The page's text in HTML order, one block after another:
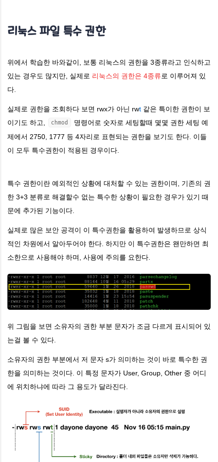
리눅스 파일 특수 권한
위에서 학습한 바와같이, 보통 리눅스의 권한을 3종류라고 인식하고
있는 경우도 많지만, 실제로 리눅스의 권한은 4종류로 이루어져 있
다.
실제로 권한을 조회하다 보면 rwx가 아닌 rwt 같은 특이한 권한이 보
이기도 하고,
chmod
명령어로 숫자로 세팅할때 몇몇 권한 세팅 예
제에서 2750, 1777 등 4자리로 표현되는 권한을 보기도 한다. 이들
이 모두 특수권한이 적용된 경우이다.
특수 권한이란 예외적인 상황에 대처할 수 있는 권한이며, 기존의 권
한 3+3 분류로 해결할수 없는 특수한 상황이 필요한 경우가 있기 때
문에 추가된 기능이다.
실제로 많은 보안 공격이 이 특수권한을 활용하여 발생하므로 상식
적인 차원에서 알아두어야 한다. 하지만 이 특수권한은 왠만하면 최
소한으로 사용해야 하며, 사용에 주의를 요한다.
위 그림을 보면 소유자의 권한 부분 문자가 조금 다르게 표시되어 있
는걸 볼 수 있다.
소유자의 권한 부분에서 저 문자 s가 의미하는 것이 바로 특수한 권
한을 의미하는 것이다. 이 특정 문자가 User, Group, Other 중 어디
에 위치하냐에 따라 그 용도가 달라진다.